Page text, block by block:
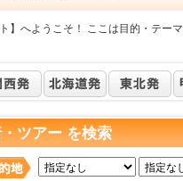
】へようこそ！ ここは目的・テ
ツアー を検索